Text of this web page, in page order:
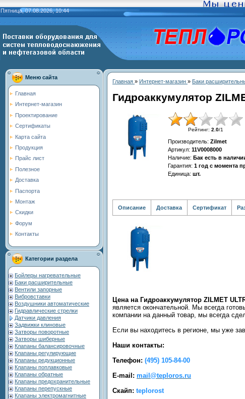
Пятница, 07.08.2026, 10:44
Меню сайта
Главная
Интернет-магазин
Проектирование
Сертификаты
Карта сайта
Продукция
Прайс лист
Полезное
Доставка
Паспорта
Монтаж
Скидки
Форум
Контакты
Категории раздела
Бойлеры нагревательные
Баки расширительные
Вентили запорные
Вибровставки
Воздушники автоматические
Гидравлические стрелки
Датчики давления
Задвижки клиновые
Затворы поворотные
Затворы шиберные
Клапаны балансировочные
Клапаны регулирующие
Клапаны редукционные
Клапаны поплавковые
Клапаны обратные
Клапаны предохранительные
Клапаны перепускные
Клапаны электромагнитные
Главная » Интернет-магазин » Баки
Гидроаккумулятор
Рейтинг: 2.0/1
Производитель: Zilmet
Артикул: 11V0008000
Наличие: Бак есть в
Гарантия: 1 год с момента
Единица: шт.
Описание Доставка Сертификат
Цена на Гидроаккумулятор ZILMET
является окончательной. Мы всегда
компании на данный товар, мы всегда
Если вы находитесь в регионе, мы уже
Наши контакты:
Телефон: (495) 105-84-00
E-mail: mail@teploros.ru
Скайп: teplorost